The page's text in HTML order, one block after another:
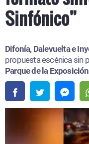
Sinfónico”
Difonía, Dalevuelta e
propuesta escénica sin
Parque de la Exposición